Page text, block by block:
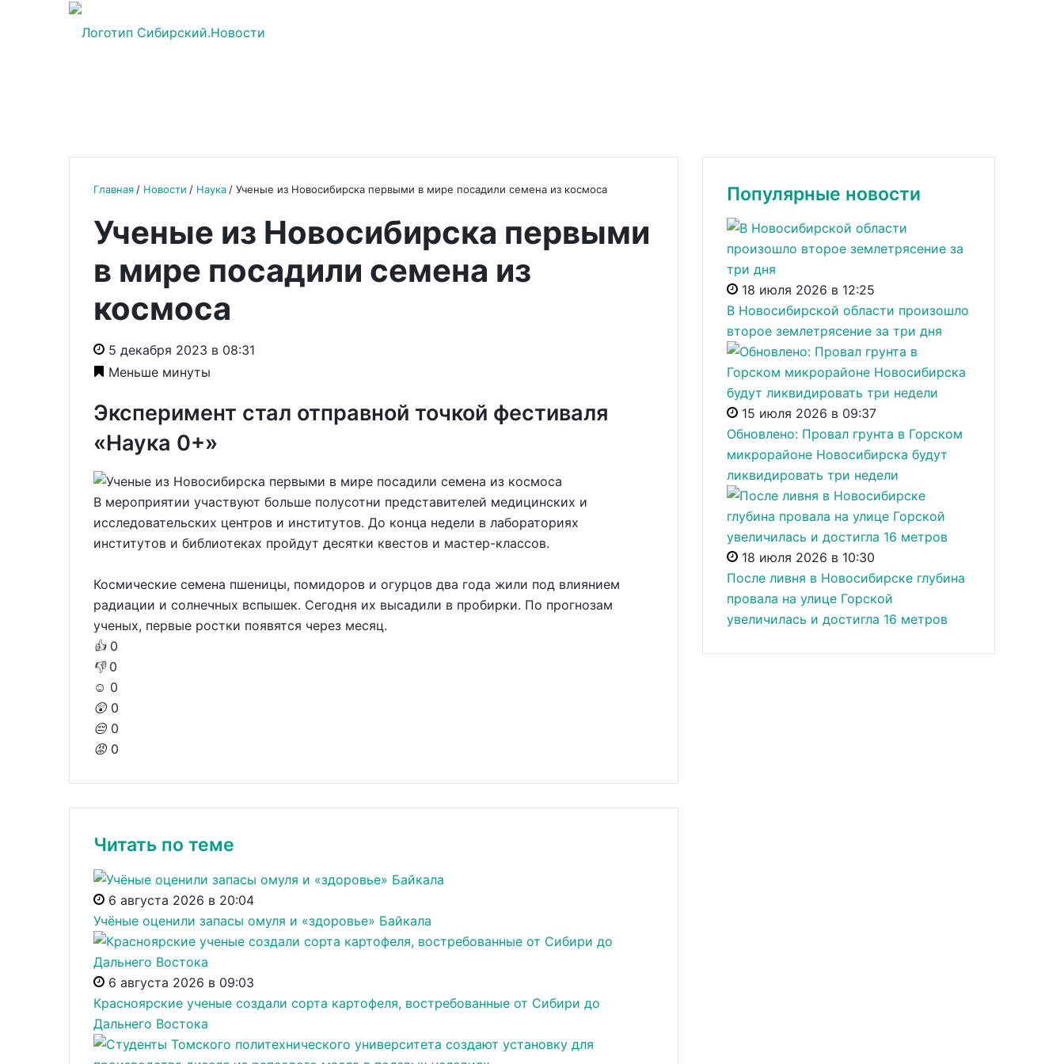
Главная Новости Наука Ученые из Новосибирска первыми в мире посадили семена из космоса
Ученые из Новосибирска первыми
в мире посадили семена из
космоса
5 декабря 2023 в 08:31
Меньше минуты
Эксперимент стал отправной точкой фестиваля
«Наука 0+»
В мероприятии участвуют больше полусотни представителей медицинских и
исследовательских центров и институтов. До конца недели в лабораториях
институтов и библиотеках пройдут десятки квестов и мастер-классов.
Космические семена пшеницы, помидоров и огурцов два года жили под влиянием
радиации и солнечных вспышек. Сегодня их высадили в пробирки. По прогнозам
ученых, первые ростки появятся через месяц.
👍 0
👎 0
☺️ 0
😲 0
😔 0
😡 0
Читать по теме
6 августа 2026 в 20:04
Учёные оценили запасы омуля и «здоровье» Байкала
6 августа 2026 в 09:03
Красноярские ученые создали сорта картофеля, востребованные от Сибири до
Дальнего Востока
Популярные новости
18 июля 2026 в 12:25
В Новосибирской области произошло
второе землетрясение за три дня
15 июля 2026 в 09:37
Обновлено: Провал грунта в Горском
микрорайоне Новосибирска будут
ликвидировать три недели
18 июля 2026 в 10:30
После ливня в Новосибирске глубина
провала на улице Горской
увеличилась и достигла 16 метров